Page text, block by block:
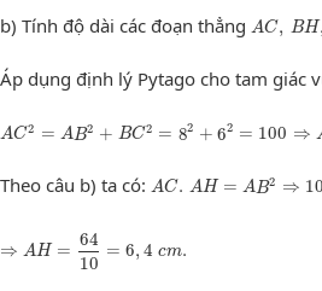
b) Tính độ dài các đoạn thẳng AC, BH,
A C, BH, C
Áp dụng định lý Pytago cho tam giác
AC2 = AB2 + BC2 = 82 + 62 = 100 ⇒
A C2 2+B 2=82 2= 100 C=10
Theo câu b) ta có: AC. AH = AB2 ⇒
A C. H =A ⇒10. H =
⇒ AH =
64
10
= 6, 4 cm.
H=64 10= 4 m